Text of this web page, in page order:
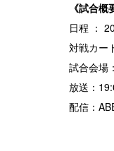
《試合概
日程 ：
対戦カー
試合会場
放送：
配信：